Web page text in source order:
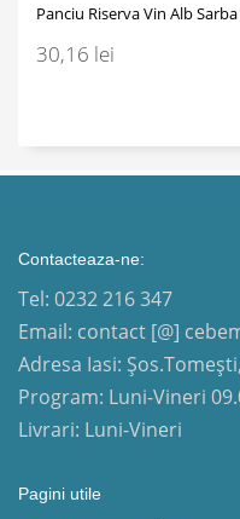
Panciu Riserva Vin Alb
30,16 lei
Contacteaza-ne:
Tel: 0232 216 347
Email: contact [@]
Adresa Iasi:
Program: Luni-Vineri
Livrari: Luni-Vineri
Pagini utile